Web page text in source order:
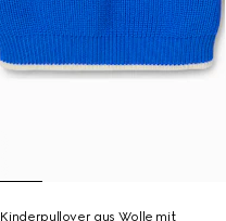
Kinderpullover aus Wolle mit